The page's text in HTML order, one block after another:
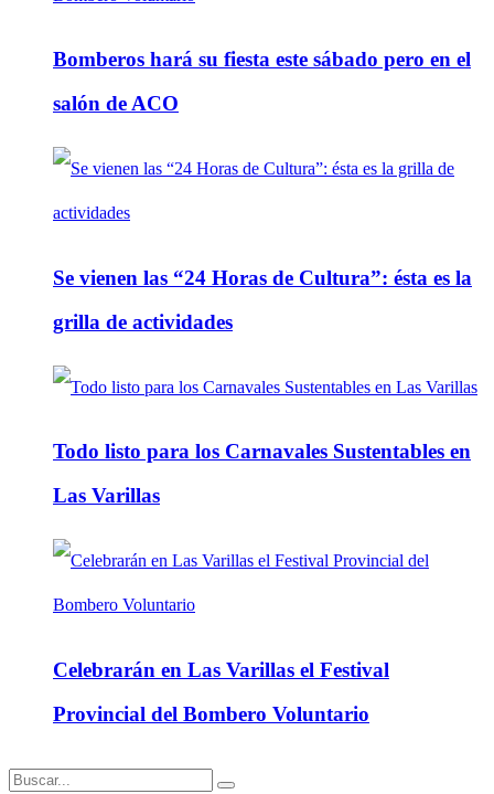
Bomberos hará su fiesta este sábado pero en el
salón de ACO
Se vienen las “24 Horas de Cultura”: ésta es la
grilla de actividades
Todo listo para los Carnavales Sustentables en
Las Varillas
Celebrarán en Las Varillas el Festival
Provincial del Bombero Voluntario